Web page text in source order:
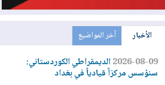
الأخبار آخر المواضيع
2026-08-09الديمقراطي الكوردستاني:
سنؤسس مركزاً قيادياً في بغداد